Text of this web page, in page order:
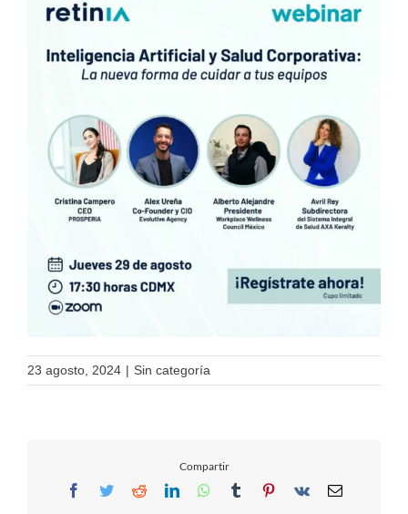
23 agosto, 2024 | Sin categoría
Compartir
Facebook
TwitterRedditLinkedInWhatsApp
TumblrPinterest
Vk Email